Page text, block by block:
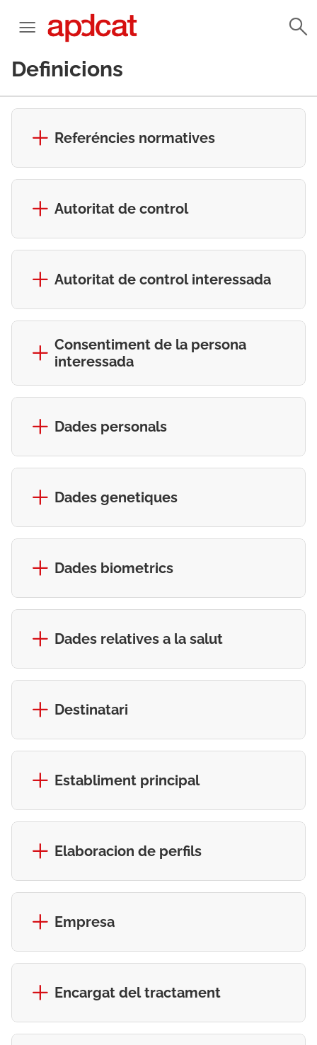
Definicions
Referéncies normatives
Autoritat de control
Autoritat de control interessada
Consentiment de la persona
interessada
Dades personals
Dades genetiques
Dades biometrics
Dades relatives a la salut
Destinatari
Establiment principal
Elaboracion de perfils
Empresa
Encargat del tractament